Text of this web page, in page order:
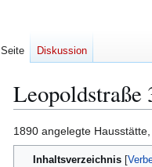
Leopoldstraße
Zur
Navigation
Zur
Suche
1890 angelegte
Inhaltsverzeichnis
Seite Diskussion